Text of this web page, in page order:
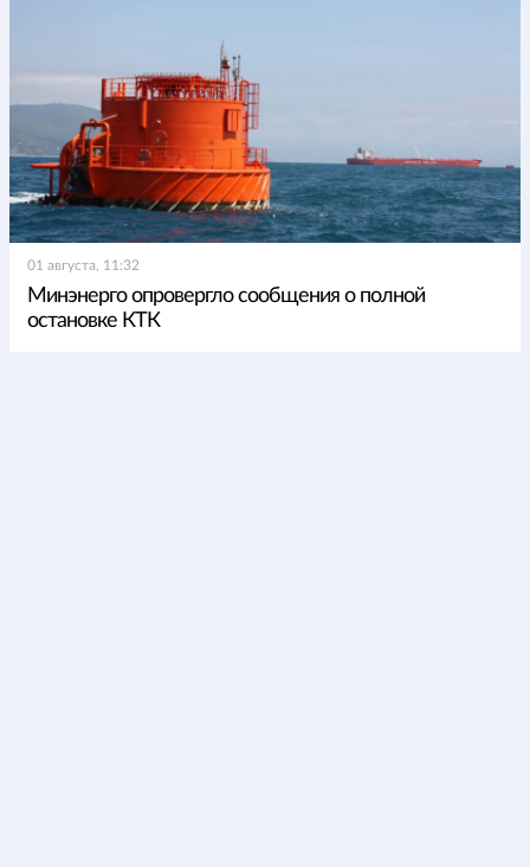
01 августа, 11:32
Минэнерго опровергло сообщения о полной
остановке КТК